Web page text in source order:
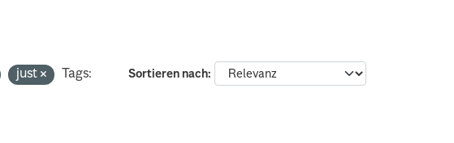
Sortieren nach
just
Tags: